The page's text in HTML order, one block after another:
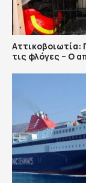
τις φλόγες – Ο